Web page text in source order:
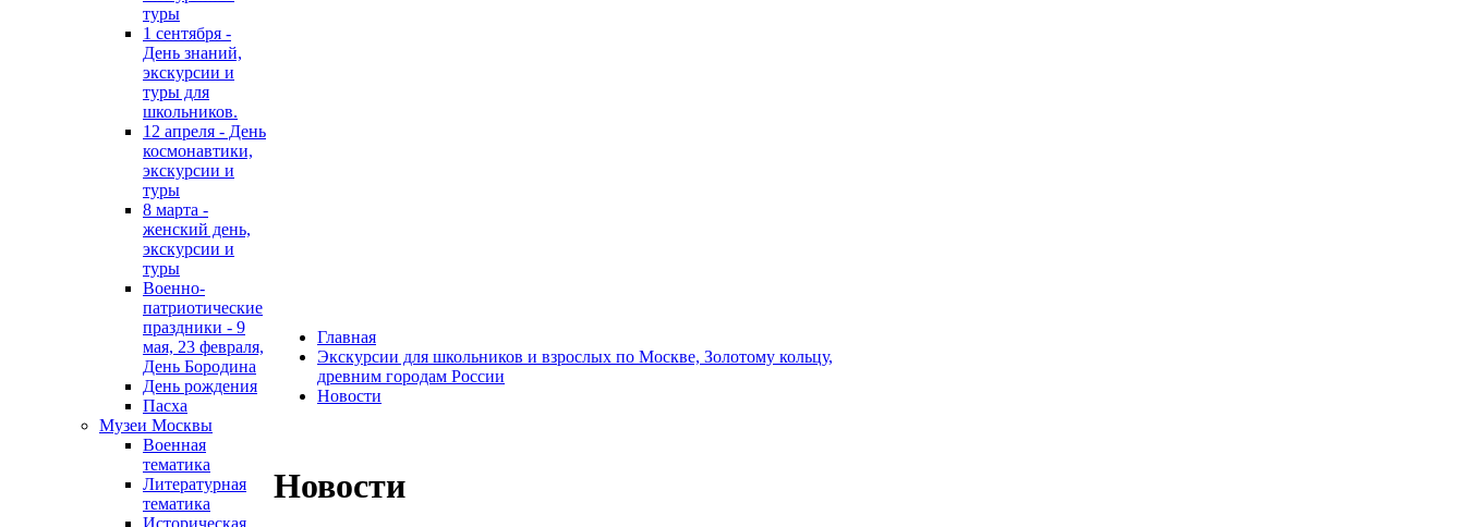
туры
1 сентября -
День знаний,
экскурсии и
туры для
школьников.
12 апреля - День
космонавтики,
экскурсии и
туры
8 марта -
женский день,
экскурсии и
туры
Военно-
патриотические
праздники - 9
мая, 23 февраля,
День Бородина
День рождения
Пасха
Музеи Москвы
Военная
тематика
Литературная
тематика
Историческая
Главная
Экскурсии для школьников и взрослых по Москве, Золотому кольцу,
древним городам России
Новости
Новости